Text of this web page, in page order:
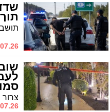
30.07.26,
30.07.26,